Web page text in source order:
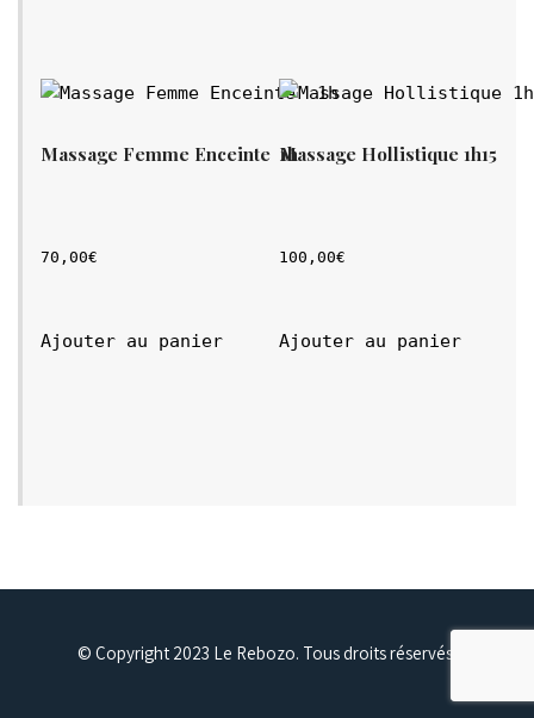
Massage Femme Enceinte  1h
70,00€
Ajouter au panier
Massage Hollistique 1h15
100,00€
Ajouter au panier
© Copyright 2023 Le Rebozo. Tous droits réservés.